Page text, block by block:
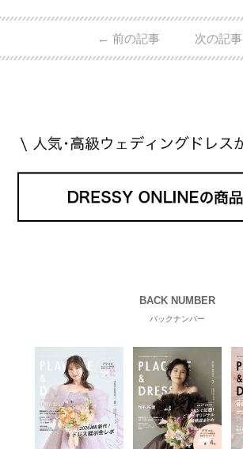
← 前の記事 次の記事
BACK NUMBER
バックナンバー